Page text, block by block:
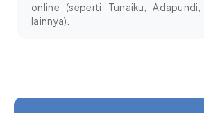
online (seperti Tunaiku,
lainnya).